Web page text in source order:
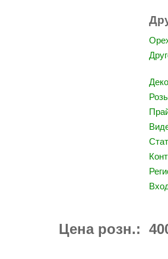
Цена розн.: